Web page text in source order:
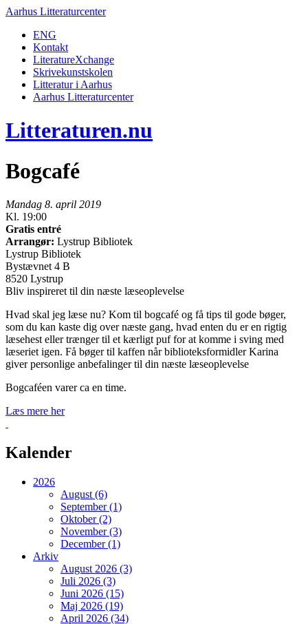
Aarhus Litteraturcenter
ENG
Kontakt
LiteratureXchange
Skrivekunstskolen
Litteratur i Aarhus
Aarhus Litteraturcenter
Litteraturen.nu
Bogcafé
Mandag 8. april 2019
Kl. 19:00
Gratis entré
Arrangør: Lystrup Bibliotek
Lystrup Bibliotek
Bystævnet 4 B
8520 Lystrup
Bliv inspireret til din næste læseoplevelse
Hvad skal jeg læse nu? Kom til bogcafé og få tips til gode bøger,
som du kan kaste dig over næste gang, hvad enten du er en rigtig
læsehest eller trænger til et kærligt puf for at komme i sving med
læseriet igen. Få bøger til kaffen når biblioteksformidler Karina
giver personlige anbefalinger til din næste læseoplevelse
Bogcaféen varer ca en time.
Læs mere her
Kalender
2026
August (6)
September (1)
Oktober (2)
November (3)
December (1)
Arkiv
August 2026 (3)
Juli 2026 (3)
Juni 2026 (15)
Maj 2026 (19)
April 2026 (34)